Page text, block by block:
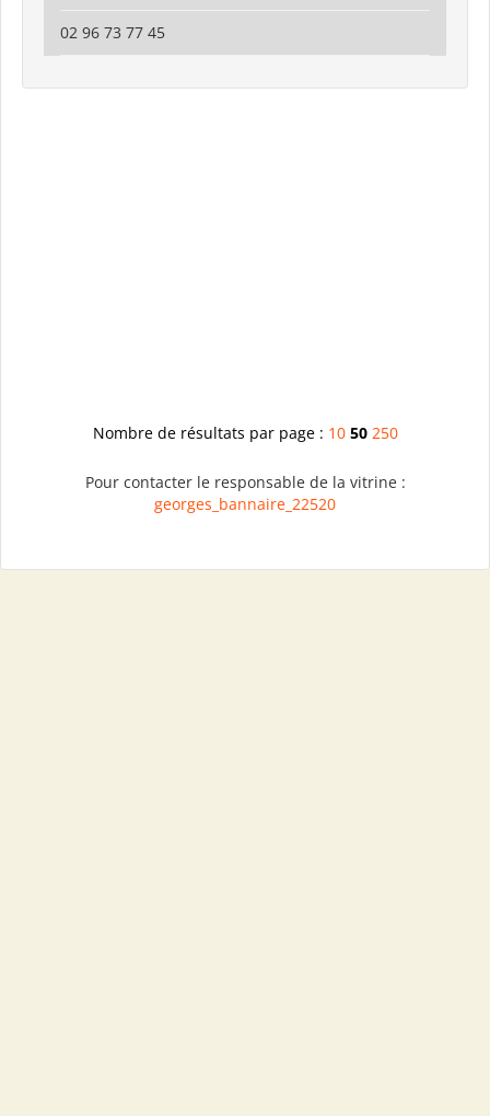
02 96 73 77 45
Nombre de résultats par page : 10 50 250
Pour contacter le responsable de la vitrine :
georges_bannaire_22520